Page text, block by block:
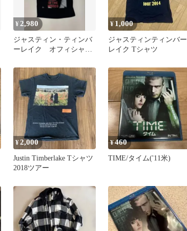
¥2,980
ジャスティン・ティンバ
ーレイク オフィシャル
ズ
¥ 1,000
ジャスティンティンバー
レイク Tシャツ
¥2,000
Justin Timberlake Tシャツ
2018ツアー
¥460
TIME/タイム('11米)